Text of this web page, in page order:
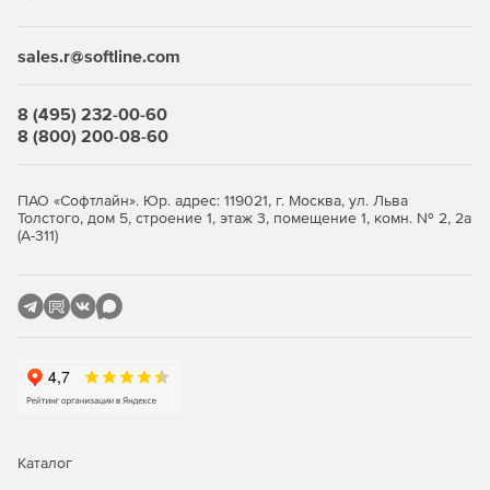
нужны, и не переплачивает за ненужные ему элементы
использовать.
Если необходимо обеспечить централизованное
управление защитой рабочих станций, требуется
лицензирование Центра управления Dr.Web Enterprise
нескольких компьютеров, до распределенных интранет-
администрирование защиты файловых серверов и
серверов приложений (включая терминальные серверы),
sales.r@softline.com
8 (495) 232-00-60
8 (800) 200-08-60
ПАО «Софтлайн». Юр. адрес: 119021, г. Москва, ул. Льва
Толстого, дом 5, строение 1, этаж 3, помещение 1, комн. № 2, 2а
(А-311)
Каталог